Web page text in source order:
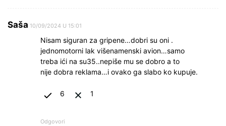
Saša 10/09/2024 U 15:01
Nisam siguran za gripene…dobri su oni .
jednomotorni lak višenamenski avion…samo
treba ići na su35..nepiše mu se dobro a to
nije dobra reklama…i ovako ga slabo ko kupuje.
6 1
Odgovori